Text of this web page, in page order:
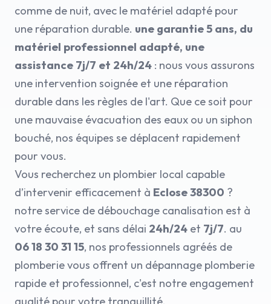
comme de nuit, avec le matériel adapté pour
une réparation durable. une garantie 5 ans, du
matériel professionnel adapté, une
assistance 7j/7 et 24h/24 : nous vous assurons
une intervention soignée et une réparation
durable dans les règles de l'art. Que ce soit pour
une mauvaise évacuation des eaux ou un siphon
bouché, nos équipes se déplacent rapidement
pour vous.
Vous recherchez un plombier local capable
d’intervenir efficacement à Eclose 38300 ?
notre service de débouchage canalisation est à
votre écoute, et sans délai 24h/24 et 7j/7. au
06 18 30 31 15, nos professionnels agréés de
plomberie vous offrent un dépannage plomberie
rapide et professionnel, c'est notre engagement